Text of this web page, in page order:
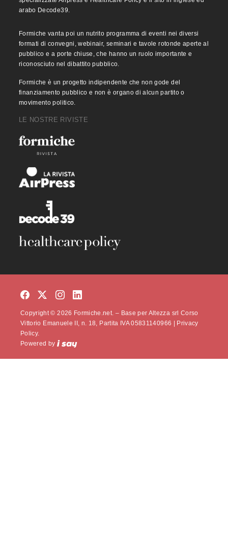
arabo Decode39.
Formiche vanta poi un nutrito programma di eventi nei diversi
formati di convegni, webinair, seminari e tavole rotonde aperte al
pubblico e a porte chiuse, che hanno un ruolo importante e
riconosciuto nel dibattito pubblico.
Formiche è un progetto indipendente che non gode del
finanziamento pubblico e non è organo di alcun partito o
movimento politico.
LE NOSTRE RIVISTE
Copyright © 2026 Formiche.net. – Base per Altezza srl Corso
Vittorio Emanuele II, n. 18, Partita IVA 05831140966 |
Privacy
Policy.
Powered by